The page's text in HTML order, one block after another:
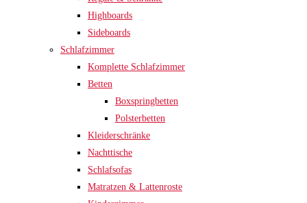
Highboards
Sideboards
Schlafzimmer
Komplette Schlafzimmer
Betten
Boxspringbetten
Polsterbetten
Kleiderschränke
Nachttische
Schlafsofas
Matratzen & Lattenroste